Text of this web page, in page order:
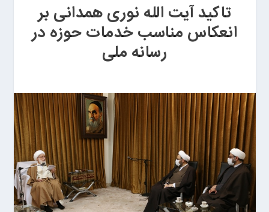
تاکید آیت الله نوری همدانی بر
انعکاس مناسب خدمات حوزه در
رسانه ملی